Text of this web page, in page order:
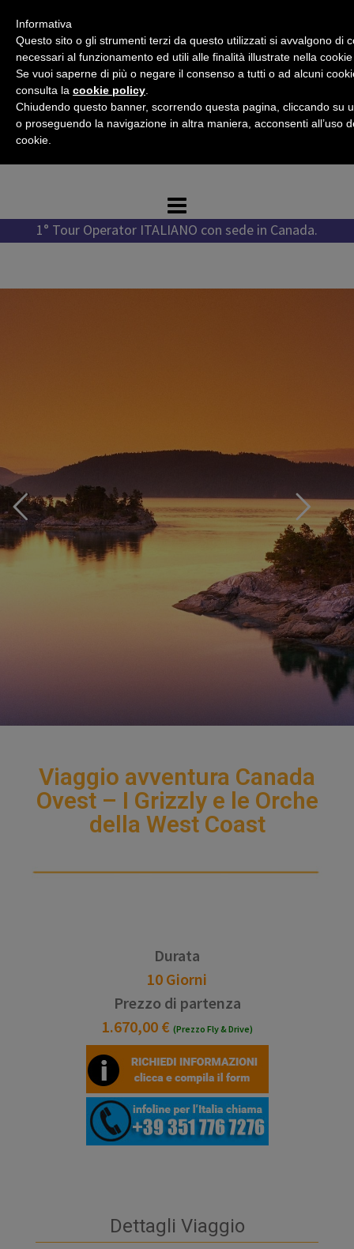
contenuto
Tel. +1 778 987 1796
Tel. +39 351 776 7276
1° Tour Operator ITALIANO con sede in Canada.
Viaggio avventura Canada
Ovest – I Grizzly e le Orche
della West Coast
Durata
10 Giorni
Prezzo di partenza
1.670,00 € (Prezzo Fly & Drive)
Dettagli Viaggio
Informativa
Questo sito o gli strumenti terzi da questo utilizzati si avvalgono di
necessari al funzionamento ed utili alle finalità illustrate nella
Se vuoi saperne di più o negare il consenso a tutti o ad alcuni
consulta la cookie policy
Chiudendo questo banner, scorrendo questa pagina, cliccando su
o proseguendo la navigazione in altra maniera, acconsenti all’uso
cookie.